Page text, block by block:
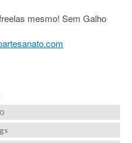
mesmo! Sem Galho